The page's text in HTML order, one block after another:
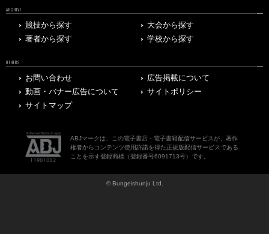
ARCHIVE
競技から探す
大会から探す
著者から探す
学校から探す
OTHERS
お問い合わせ
広告掲載について
動画・バナー広告について
サイトポリシー
サイトマップ
ABJマークは、この電子書店・電子書籍配信サービスが、著作
権者からコンテンツ使用許諾を得た正規版配信サービスである
ことを示す登録商標（登録番号6091713号）です。
© Bungeishunju Ltd.